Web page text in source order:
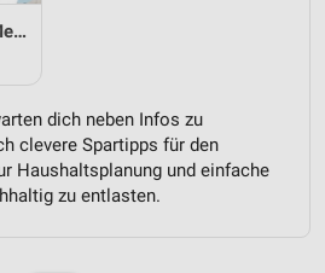
Frühlingsdeals mit MediaMarkt Saturn
dich neben Infos zu
clevere Spartipps für den
Haushaltsplanung und einfache
zu entlasten.